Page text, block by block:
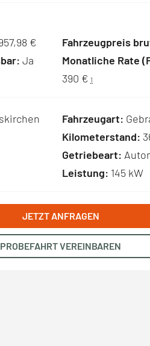
€ Fahrzeugpreis
Ja Monatliche Rate
390 € 1
Fahrzeugart:
Kilometerstand:
Getriebeart:
Leistung: 145 kW
JETZT ANFRAGEN
PROBEFAHRT VEREINBAREN